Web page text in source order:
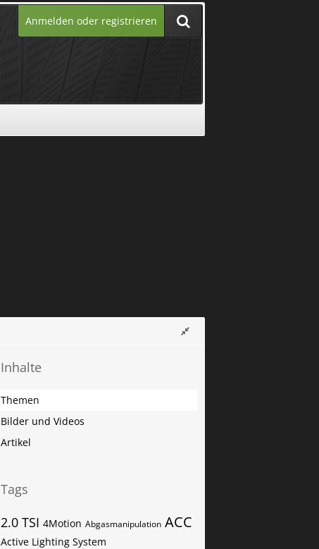
Anmelden oder registrieren
Inhalte
Themen
Bilder und Videos
Artikel
Tags
2.0 TSI 4Motion Abgasmanipulation ACC
Active Lighting System